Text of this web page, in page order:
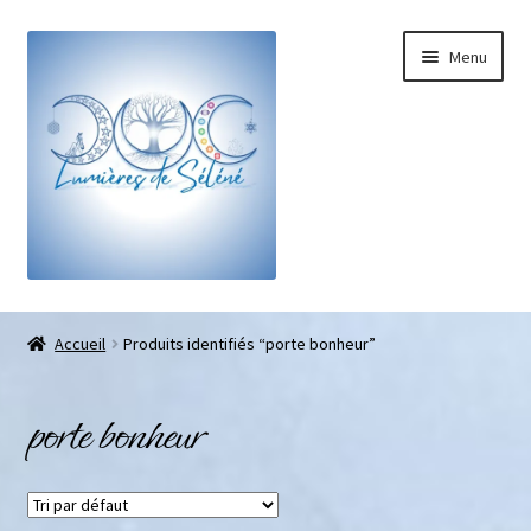
Menu
Boutique
Galets pouce anti-stress
Pendentifs sifflet et fioles
Accueil Produits identifiés “porte bonheur”
porte bonheur